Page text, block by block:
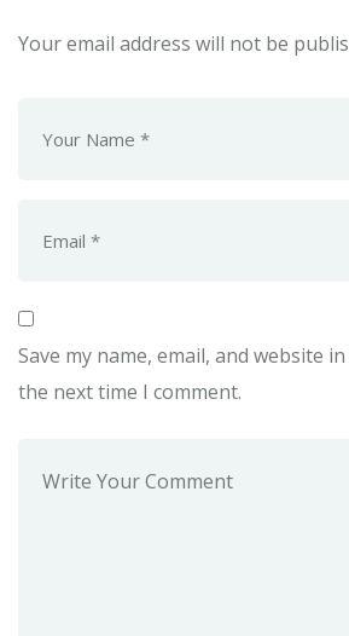
Your email address will not be
Save my name, email, and website
the next time I comment.